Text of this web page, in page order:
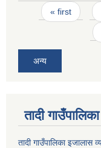
Pages
« first
अन्य
तादी
तादी गाउँपालिका इजालास